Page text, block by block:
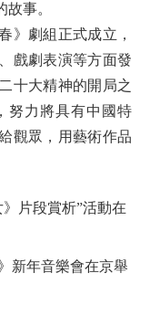
事。
》劇組正式成立，
戲劇表演等方面發
十大精神的開局之
努力將具有中國特
觀眾，用藝術作品
片段賞析”活動在
新年音樂會在京舉